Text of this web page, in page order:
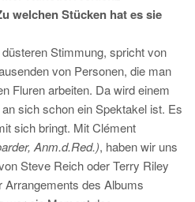
welchen Stücken hat es sie
Stimmung, spricht von
von Personen, die man
Fluren arbeiten. Da wird einem
sich schon ein Spektakel ist. Es
sich bringt. Mit Clément
Anm.d.Red.), haben wir uns
Steve Reich oder Terry Riley
Arrangements des Albums